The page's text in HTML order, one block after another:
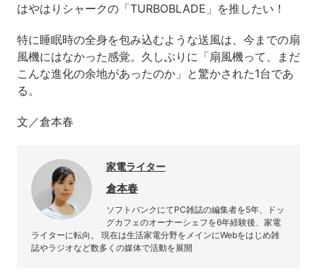
はやはりシャークの「TURBOBLADE」を推したい！
特に睡眠時の全身を包み込むような送風は、今までの扇
風機にはなかった感覚。久しぶりに「扇風機って、まだ
こんな進化の余地があったのか」と驚かされた1台であ
る。
文／倉本春
家電ライター
倉本春
ソフトバンクにてPC雑誌の編集者を5年、ドッ
グカフェのオーナーシェフを6年経験後、家電
ライターに転向。 現在は生活家電分野をメインにWebをはじめ雑
誌やラジオなど数多くの媒体で活動を展開